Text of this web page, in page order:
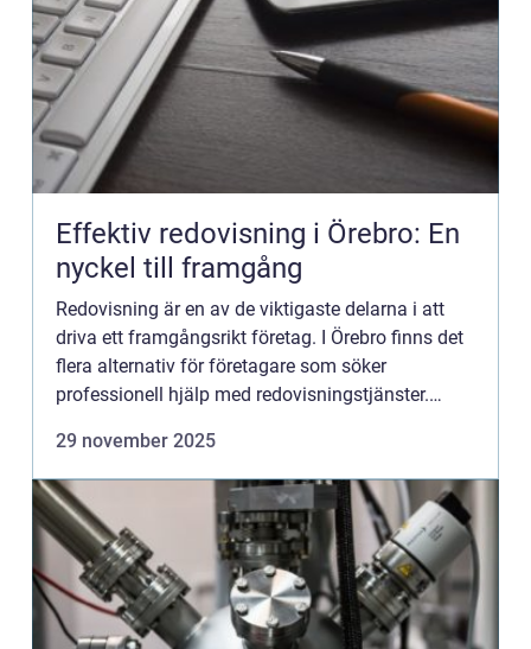
Effektiv redovisning i Örebro: En
nyckel till framgång
Redovisning är en av de viktigaste delarna i att
driva ett framgångsrikt företag. I Örebro finns det
flera alternativ för företagare som söker
professionell hjälp med redovisningstjänster.
29 november 2025